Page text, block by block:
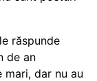
răspunde
de an
dar nu au